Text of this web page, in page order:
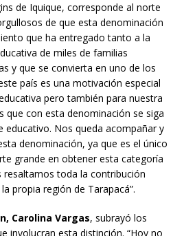
de Iquique, corresponde al norte
de que esta denominación
que ha entregado tanto a la
de miles de familias
y que se convierta en uno de los
país es una motivación especial
pero también para nuestra
que con esta denominación se siga
Nos queda acompañar y
denominación, ya que es el único
grande en obtener esta categoría
toda la contribución
propia región de Tarapacá”.
Carolina Vargas, subrayó los
involucran esta distinción. “Hoy no